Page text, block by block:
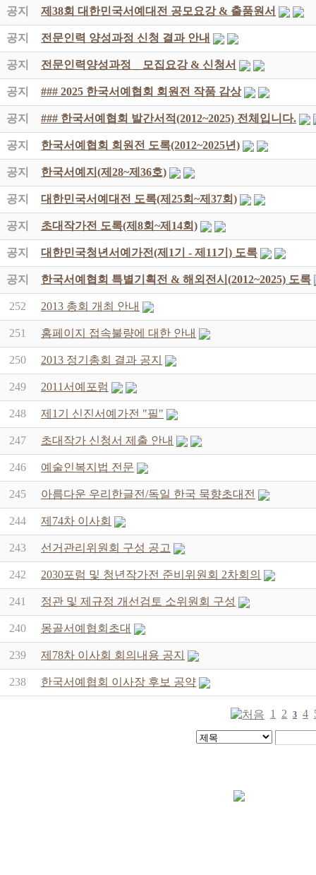
공지 제38회 대한민국서예대전 공모요강 & 출품원서
공지 전문인력 양성과정 신청 결과 안내
공지 전문인력양성과정 _ 모집요강 & 신청서
공지 ### 2025 한국서예협회 회원전 작품 감상
공지 ### 한국서예협회 발간서적(2012~2025) 전체입니다.
공지 한국서예협회 회원전 도록(2012~2025년)
공지 한국서예지(제28~제36호)
공지 대한민국서예대전 도록(제25회~제37회)
공지 초대작가전 도록(제8회~제14회)
공지 대한민국청년서예가전(제1기 - 제11기) 도록
공지 한국서예협회 특별기획전 & 해외전시(2012~2025) 도록
252 2013 총회 개최 안내
251 홈페이지 접속불량에 대한 안내
250 2013 정기총회 결과 공지
249 2011서예포럼
248 제1기 신진서예가전 "필"
247 초대작가 신청서 제출 안내
246 예술인복지법 전문
245 아름다운 우리한글전/독일 한국 묵향초대전
244 제74차 이사회
243 선거관리위원회 구성 공고
242 2030포럼 및 청년작가전 준비위원회 2차회의
241 정관 및 제규정 개선검토 소위원회 구성
240 몽골서예협회초대
239 제78차 이사회 회의내용 공지
238 한국서예협회 이사장 후보 공약
1 2 3 4